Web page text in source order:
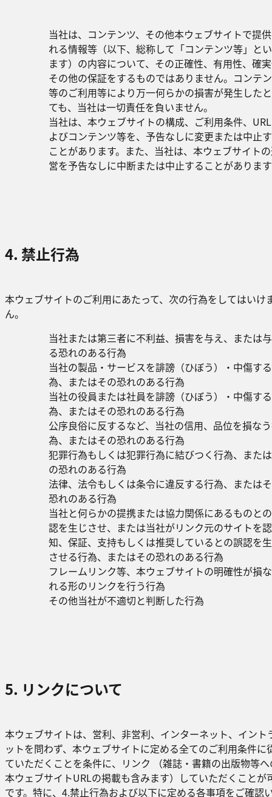
当社は、コンテンツ、その他本ウェブサイトで提
れる情報等（以下、総称して「コンテンツ等」と
ます）の内容について、その正確性、有用性、確
その他の保証をするものではありません。コンテ
等のご利用等により万一何らかの損害が発生した
ても、当社は一切責任を負いません。
当社は、本ウェブサイトの構成、ご利用条件、
よびコンテンツ等を、予告なしに変更または中止
ことがあります。また、当社は、本ウェブサイト
営を予告なしに中断または中止することがあります
4. 禁止行為
本ウェブサイトのご利用にあたって、次の行為をしてはいけ
ん。
当社または第三者に不利益、損害を与え、または
る恐れのある行為
当社の製品・サービスを誹謗（ひぼう）・中傷す
為、またはその恐れのある行為
当社の役員または社員を誹謗（ひぼう）・中傷す
為、またはその恐れのある行為
公序良俗に反するなど、当社の信用、品位を損な
為、またはその恐れのある行為
犯罪行為もしくは犯罪行為に結びつく行為、また
の恐れのある行為
法律、法令もしくは条令に違反する行為、または
恐れのある行為
当社と何らかの提携または協力関係にあるものと
認を生じさせ、または当社がリンク元のサイトを認
知、保証、支持もしくは推奨しているとの誤認を
させる行為、またはその恐れのある行為
フレームリンク等、本ウェブサイトの明確性が損
れる形のリンクを行う行為
その他当社が不適切と判断した行為
5. リンクについて
本ウェブサイトは、営利、非営利、インターネット、イント
ットを問わず、本ウェブサイトに定める全てのご利用条件に
ていただくことを条件に、リンク （雑誌・書籍の出版物等
本ウェブサイトURLの掲載も含みます）していただくことが
です。特に、 4.禁止行為および以下に定める各事項をご確認